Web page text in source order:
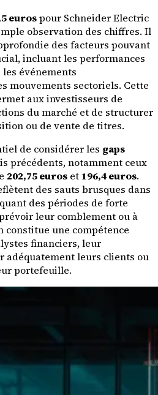
eurospour Schneider Electric
observation des chiffres. Il
des facteurs pouvant
incluant les performances
événements
mouvements sectoriels. Cette
aux investisseurs de
du marché et de structurer
ou de vente de titres.
de considérer les gaps
précédents, notamment ceux
202,75 euros et 196,4 euros.
des sauts brusques dans
des périodes de forte
leur comblement ou à
une compétence
financiers, leur
adéquatement leurs clients ou
portefeuille.